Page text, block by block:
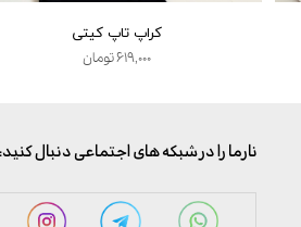
کراپ تاپ کیتی
۶۱۹,۰۰۰ تومان
:نارما را در شبکه های اجتماعی دنبال کنید